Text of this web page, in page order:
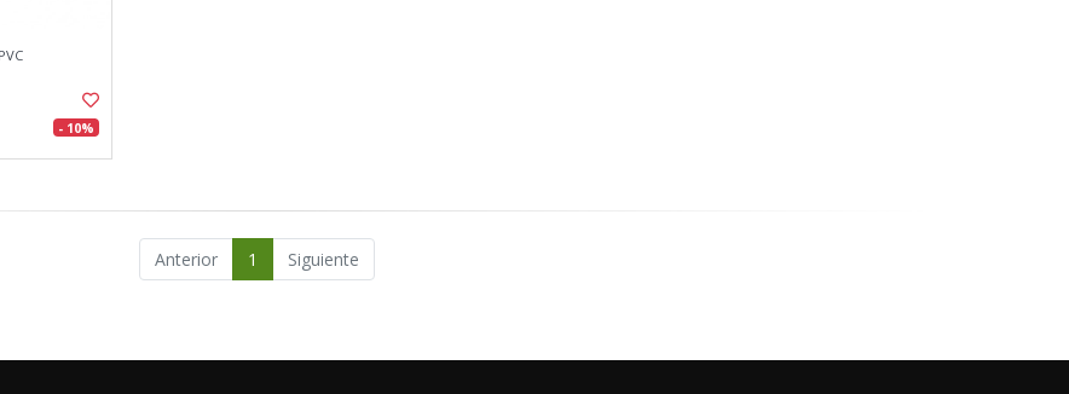
- 10%
Anterior 1 Siguiente